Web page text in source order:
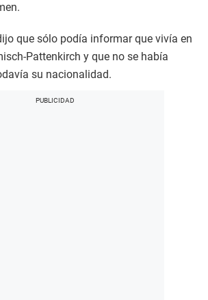
que sólo podía informar que vivía en
Pattenkirch y que no se había
su nacionalidad.